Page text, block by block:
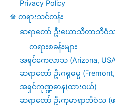
Privacy Policy
☸️ တရားသင်တန်း
ဆရာတော် ဦးဃောသိတာဘိဝံသ
တရားစခန်းများ
အရှင်ကေလာသ (Arizona,
ဆရာတော် ဦးဂရုဓမ္မ (Fremont,
အရှင်ကုဏ္ဍဓာန(ထားဝယ်)
ဆရာတော် ဦးကုမာရာဘိဝံသ (